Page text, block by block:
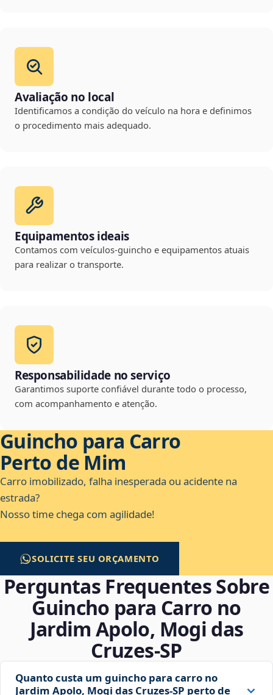
Avaliação no local
Identificamos a condição do veículo na hora e definimos
o procedimento mais adequado.
Equipamentos ideais
Contamos com veículos-guincho e equipamentos atuais
para realizar o transporte.
Responsabilidade no serviço
Garantimos suporte confiável durante todo o processo,
com acompanhamento e atenção.
Guincho para Carro
Perto de Mim
Carro imobilizado, falha inesperada ou acidente na
estrada?
Nosso time chega com agilidade!
SOLICITE SEU ORÇAMENTO
Perguntas Frequentes Sobre
Guincho para Carro no
Jardim Apolo, Mogi das
Cruzes‑SP
Quanto custa um guincho para carro no
Jardim Apolo, Mogi das Cruzes‑SP perto de